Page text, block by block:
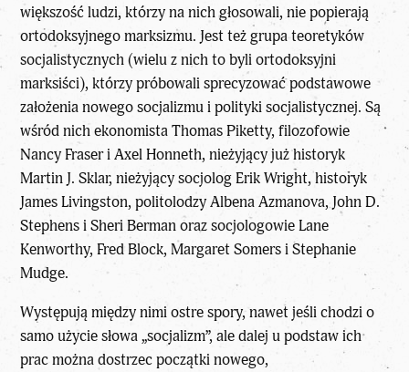
większość ludzi, którzy na nich głosowali, nie popierają
ortodoksyjnego marksizmu. Jest też grupa teoretyków
socjalistycznych (wielu z nich to byli ortodoksyjni
marksiści), którzy próbowali sprecyzować podstawowe
założenia nowego socjalizmu i polityki socjalistycznej. Są
wśród nich ekonomista Thomas Piketty, filozofowie
Nancy Fraser i Axel Honneth, nieżyjący już historyk
Martin J. Sklar, nieżyjący socjolog Erik Wright, historyk
James Livingston, politolodzy Albena Azmanova, John D.
Stephens i Sheri Berman oraz socjologowie Lane
Kenworthy, Fred Block, Margaret Somers i Stephanie
Mudge.
Występują między nimi ostre spory, nawet jeśli chodzi o
samo użycie słowa „socjalizm”, ale dalej u podstaw ich
prac można dostrzec początki nowego,